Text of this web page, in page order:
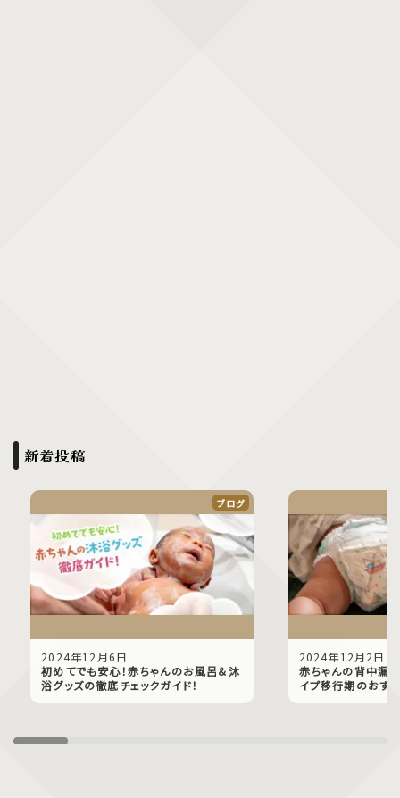
新着投稿
ブログ
2024年12月6日
初めてでも安心！赤ちゃんのお風呂＆沐
浴グッズの徹底チェックガイド！
2024年12月2日
赤ちゃんの背中漏
イプ移行期のおす